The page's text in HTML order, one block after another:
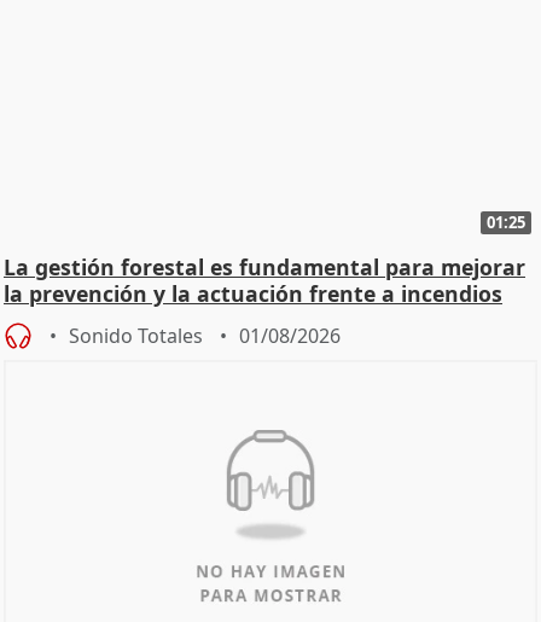
01:25
La gestión forestal es fundamental para mejorar
la prevención y la actuación frente a incendios
Sonido Totales 01/08/2026